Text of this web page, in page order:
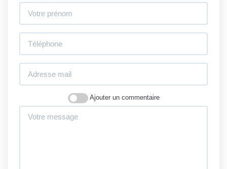
Ajouter un commentaire